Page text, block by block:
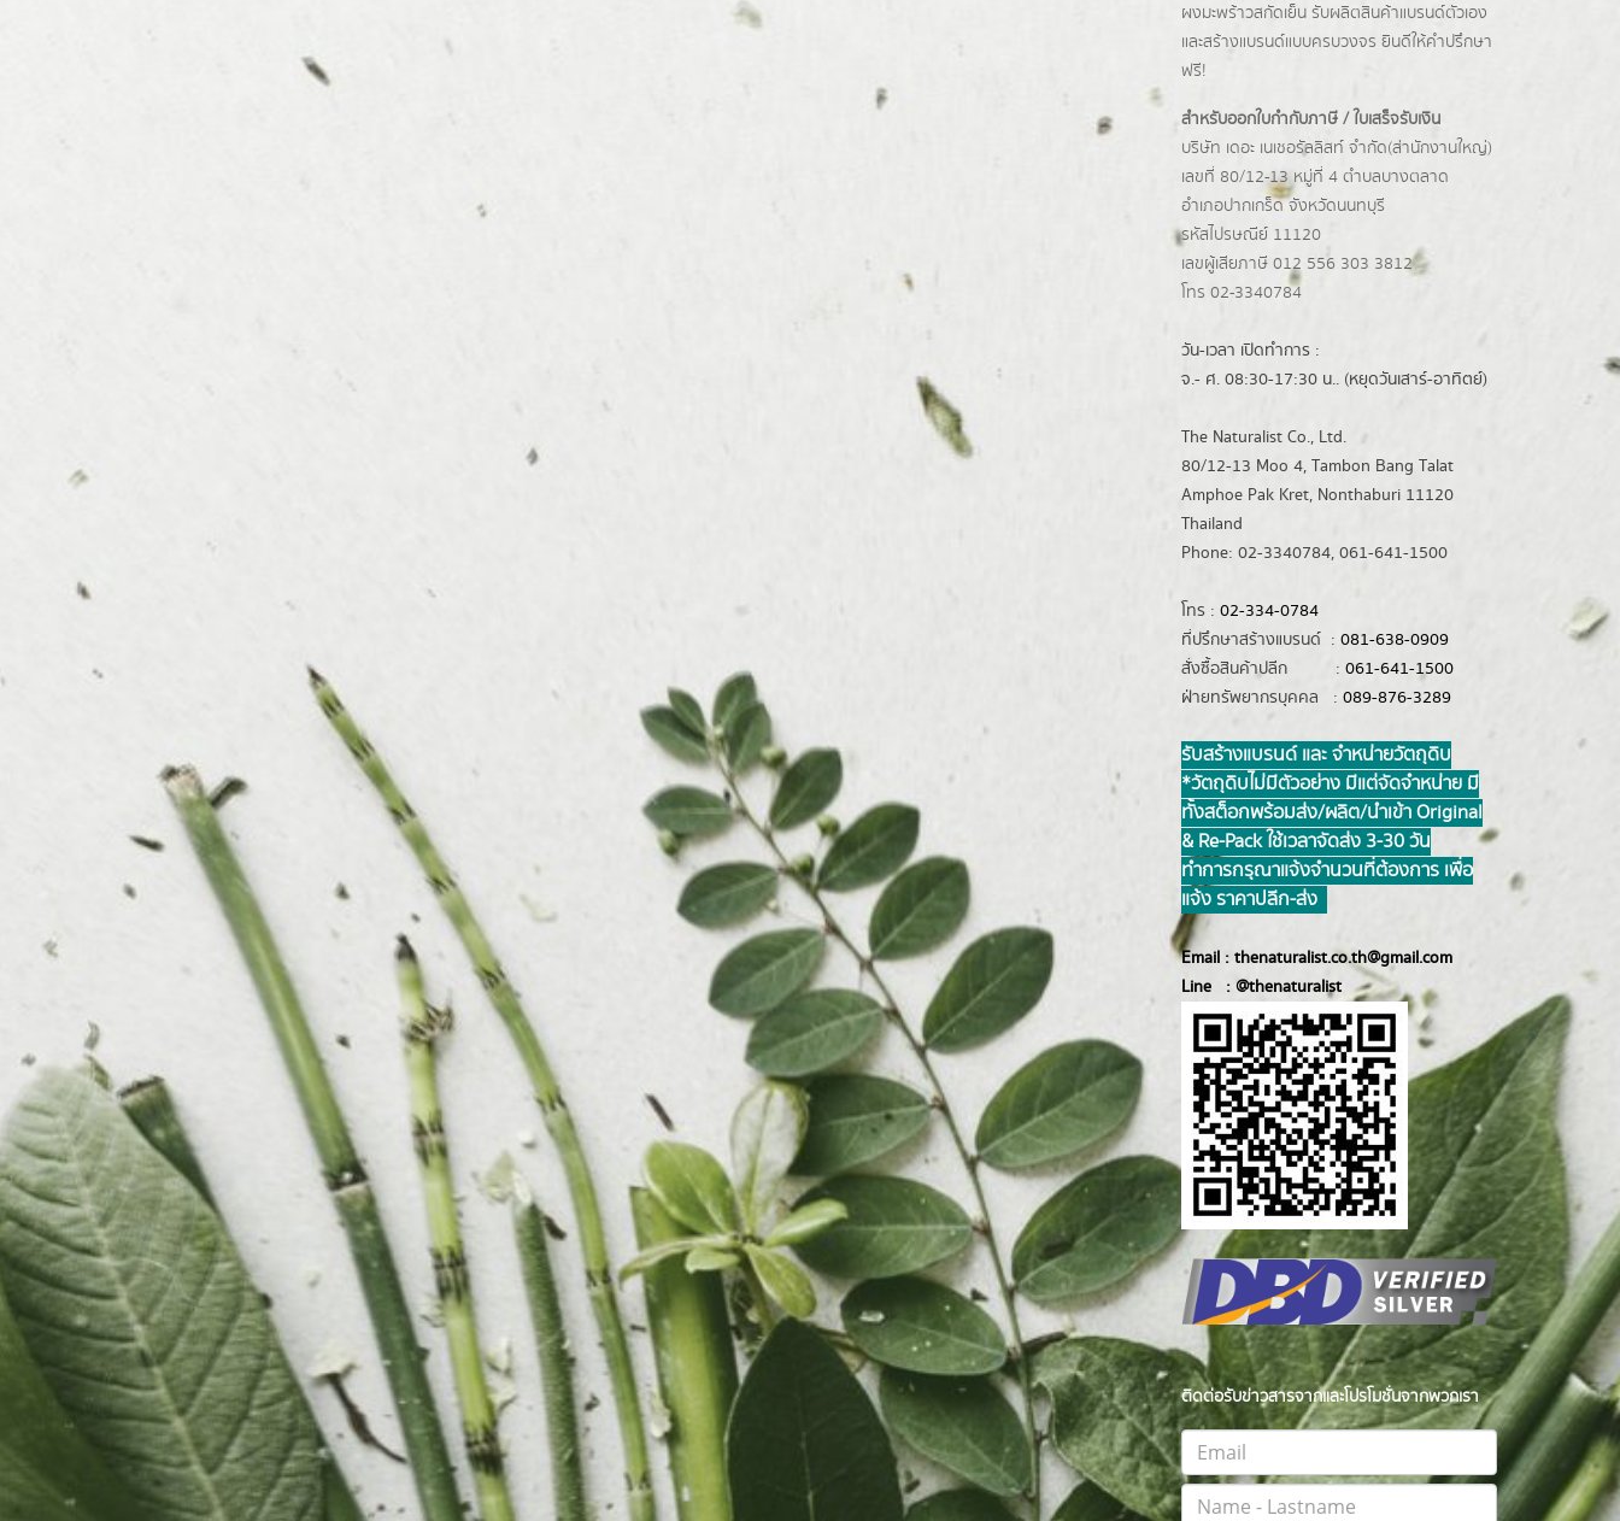
ผงมะพร้าวสกัดเย็น รับผลิตสินค้าแบรนด์ตัวเอง
และสร้างแบรนด์แบบครบวงจร ยินดีให้คำปรึกษา
ฟรี!
สำหรับออกใบกำกับภาษี / ใบเสร็จรับเงิน
บริษัท เดอะ เนเชอรัลลิสท์ จำกัด(ส่านักงานใหญ่)
เลขที่ 80/12-13 หมู่ที่ 4 ตำบลบางตลาด
อำเภอปากเกร็ดจังหวัดนนทบุรี
รหัสไปรษณีย์ 11120
เลขผู้เสียภาษี 012 556 303 3812
โทร 02-3340784
วัน-เวลา เปิดทำการ :
จ.- ศ. 08:30-17:30 น.. (หยุดวันเสาร์-อาทิตย์)
The Naturalist Co., Ltd.
80/12-13 Moo 4, Tambon Bang Talat
Amphoe Pak Kret, Nonthaburi 11120
Thailand
Phone: 02-3340784, 061-641-1500
โทร : 02-334-0784
ที่ปรึกษาสร้างแบรนด์ : 081-638-0909
สั่งซื้อสินค้าปลีก : 061-641-1500
ฝ่ายทรัพยากรบุคคล : 089-876-3289
รับสร้างแบรนด์ และ จำหน่ายวัตถุดิบ
*วัตถุดิบไม่มีตัวอย่าง มีแต่จัดจำหน่าย มี
ทั้งสต็อกพร้อมส่ง/ผลิต/นำเข้า Original
& Re-Pack ใช้เวลาจัดส่ง 3-30 วัน
ทำการ กรุณาแจ้งจำนวนที่ต้องการ เพื่อ
แจ้ง ราคาปลีก-ส่ง
Email : thenaturalist.co.th@gmail.com
Line : @thenaturalist
ติดต่อรับข่าวสารจากและโปรโมชั่นจากพวกเรา